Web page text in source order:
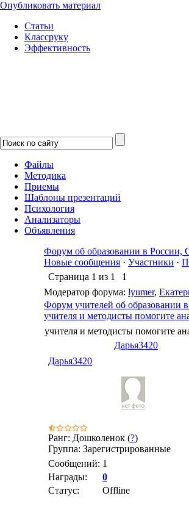
Опубликовать материал
Статьи
Классруку
Эффективность
Файлы
Методика
Приемы
Шаблоны презентаций
Психология
Анализаторы
Объявления
Форум об образовании в России,
Новые сообщения · Участники ·
Страница 1 из 1
1
Модератор форума: lyumer,
Форум учителей об образовании
учителя и методисты помогите
учителя и методисты помогите
Дарья3420
Дарья3420
Ранг: Дошколенок (?)
Группа: Зарегистрированные
Сообщений: 1
Награды:
0
Статус:
Offline